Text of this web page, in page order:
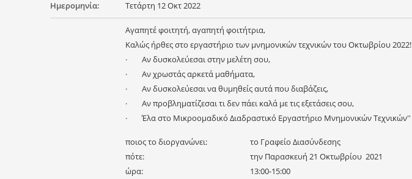
Ημερομηνία: Τετάρτη 12 Οκτ 2022
Αγαπητέ φοιτητή, αγαπητή φοιτήτρια,
Καλώς ήρθες στο εργαστήριο των μνημονικών τεχνικών του Οκτωβρίου 2022!
· Αν δυσκολεύεσαι στην μελέτη σου,
· Αν χρωστάς αρκετά μαθήματα,
· Αν δυσκολεύεσαι να θυμηθείς αυτά που διαβάζεις,
· Αν προβληματίζεσαι τι δεν πάει καλά με τις εξετάσεις σου,
· Έλα στο Μικροομαδικό Διαδραστικό Εργαστήριο Μνημονικών Τεχνικών''
ποιος το διοργανώνει:
το Γραφείο Διασύνδεσης
πότε:
την Παρασκευή 21 Οκτωβρίου 2021
ώρα:
13:00-15:00